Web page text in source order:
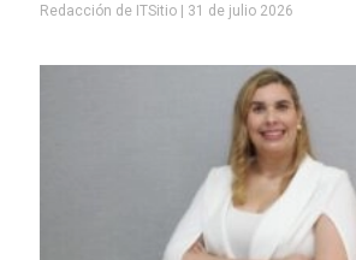
Redacción de ITSitio 31 de julio 2026